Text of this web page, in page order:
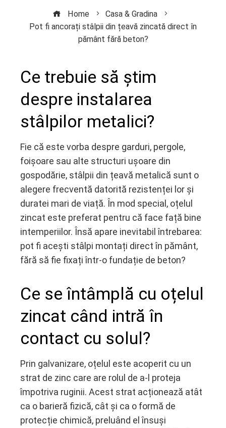
Home
Casa & Gradina
Pot fi ancorați stâlpii din țeavă zincată direct în
pământ fără beton?
Ce trebuie să știm
despre instalarea
stâlpilor metalici?
Fie că este vorba despre garduri, pergole,
foișoare sau alte structuri ușoare din
gospodărie, stâlpii din țeavă metalică sunt o
alegere frecventă datorită rezistenței lor și
duratei mari de viață. În mod special, oțelul
zincat este preferat pentru că face față bine
intemperiilor. Însă apare inevitabil întrebarea:
pot fi acești stâlpi montați direct în pământ,
fără să fie fixați într-o fundație de beton?
Ce se întâmplă cu oțelul
zincat când intră în
contact cu solul?
Prin galvanizare, oțelul este acoperit cu un
strat de zinc care are rolul de a-l proteja
împotriva ruginii. Acest strat acționează atât
ca o barieră fizică, cât și ca o formă de
protecție chimică, preluând el însuși